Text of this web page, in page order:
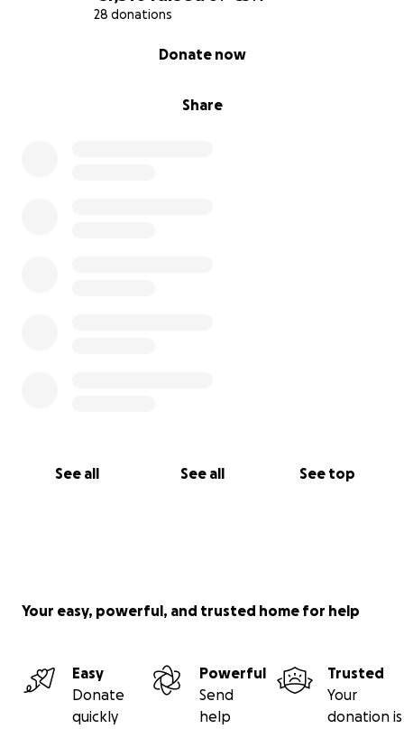
28 donations
Share
Donate now
See all See all See top
Your easy, powerful, and trusted home for help
Easy
Donate
quickly
Powerful
Send
help
Trusted
Your
donation is